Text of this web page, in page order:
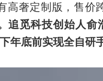
高奢定制版，售价
追觅科技创始人俞
年底前实现全自研